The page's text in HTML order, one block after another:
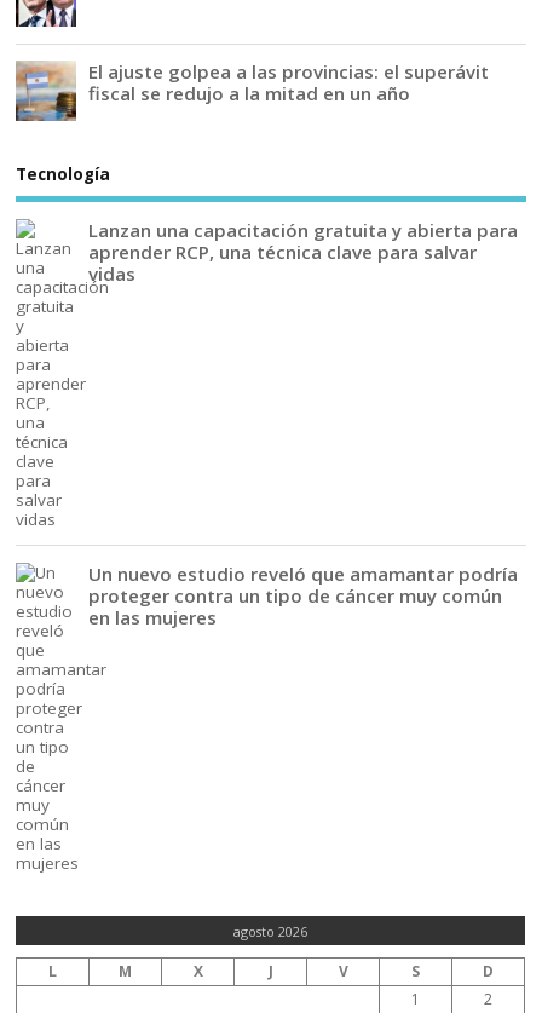
El ajuste golpea a las provincias: el superávit
fiscal se redujo a la mitad en un año
Tecnología
Lanzan una capacitación gratuita y abierta para
aprender RCP, una técnica clave para salvar
vidas
Un nuevo estudio reveló que amamantar podría
proteger contra un tipo de cáncer muy común
en las mujeres
agosto 2026
L M X J V S
D
1
2